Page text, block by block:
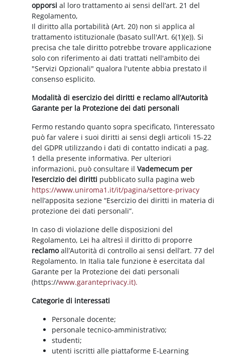
opporsi al loro trattamento ai sensi dell’art. 21 del
Regolamento,
Il diritto alla portabilità (Art. 20) non si applica al
trattamento istituzionale (basato sull'Art. 6(1)(e)). Si
precisa che tale diritto potrebbe trovare applicazione
solo con riferimento ai dati trattati nell'ambito dei
"Servizi Opzionali" qualora l'utente abbia prestato il
consenso esplicito.
Modalità di esercizio dei diritti e reclamo all’Autorità
Garante per la Protezione dei dati personali
Fermo restando quanto sopra specificato, l’interessato
può far valere i suoi diritti ai sensi degli articoli 15-22
del GDPR utilizzando i dati di contatto indicati a pag.
1 della presente informativa. Per ulteriori
informazioni, può consultare ilVademecum per
l’esercizio dei diritti pubblicato sulla pagina web
https://www.uniroma1.it/it/pagina/settore-privacy
nell’apposita sezione “Esercizio dei diritti in materia di
protezione dei dati personali”.
In caso di violazione delle disposizioni del
Regolamento, Lei ha altresì il diritto di proporre
reclamoall’Autorità di controllo ai sensi dell’art. 77 del
Regolamento. In Italia tale funzione è esercitata dal
Garante per la Protezione dei dati personali
(https://www.garanteprivacy.it).
Categorie di interessati
Personale docente;
personale tecnico-amministrativo;
studenti;
utenti iscritti alle piattaforme E-Learning